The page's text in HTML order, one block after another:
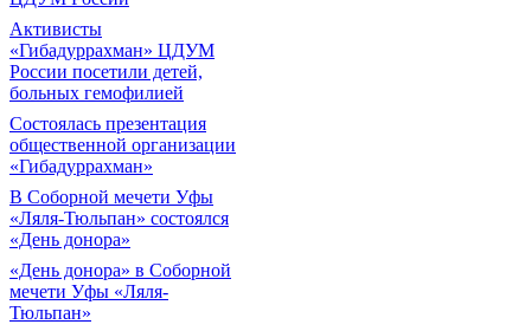
Активисты
«Гибадуррахман» ЦДУМ
России посетили детей,
больных гемофилией
Состоялась презентация
общественной организации
«Гибадуррахман»
В Соборной мечети Уфы
«Ляля-Тюльпан» состоялся
«День донора»
«День донора» в Соборной
мечети Уфы «Ляля-
Тюльпан»